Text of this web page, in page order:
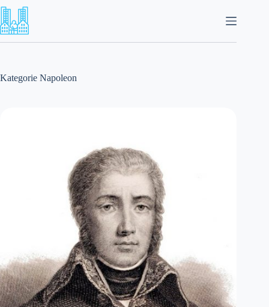
Zum
Inhalt
springen
Kategorie Napoleon